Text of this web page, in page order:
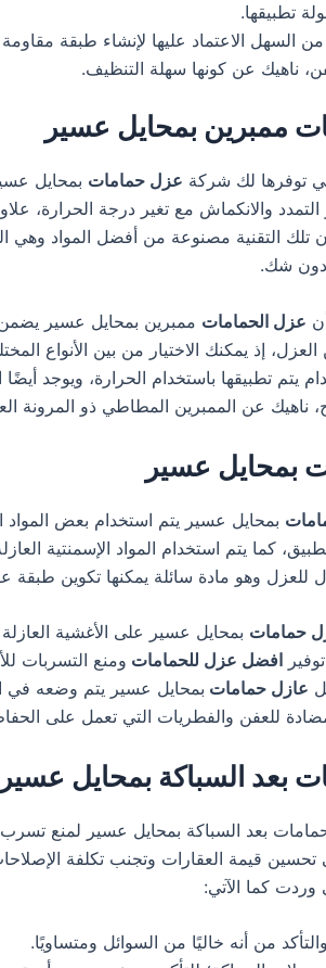
تطبيقها.
السهل الاعتماد عليها لإنشاء طبقة
ناهيك عن كونها سهلة التنظيف.
ممبرين بمحايل عسير
توفرها لك شركة عزل حمامات بمحايل
التمدد والانكماش مع تغير درجة الحرارة،
تلك التقنية مصنوعة من أفضل المواد وهي
دون شك.
عزل الحمامات ممبرين بمحايل عسير
إذ يمكنك الاختيار من بين الأنواع
يتم تطبيقها باستخدام الحرارة، ويوجد
عن الممبرين المطاطي ذو المرونة
بمحايل عسير
بمحايل عسير يتم استخدام بعض المواد
كما يتم استخدام المواد الإسمنتية
للعزل وهو مادة سائلة يمكنها تكوين طبقة
حمامات بمحايل عسير على الأغشية العازلة
افضل عزل للحمامات ومنع التسربات
عازل حمامات بمحايل عسير يتم وضعه في
للعفن والفطريات التي تعمل على
بعد السباكة بمحايل عسير
بعد السباكة بمحايل عسير لمنع تسرب
قيمة العقارات وتجنب تكلفة
وردت كما الآتي:
من أنه خاليًا من السوائل ومتساويًا.